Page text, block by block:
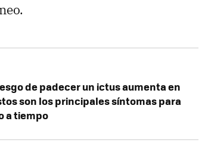
de padecer un ictus aumenta en
son los principales síntomas para
a tiempo